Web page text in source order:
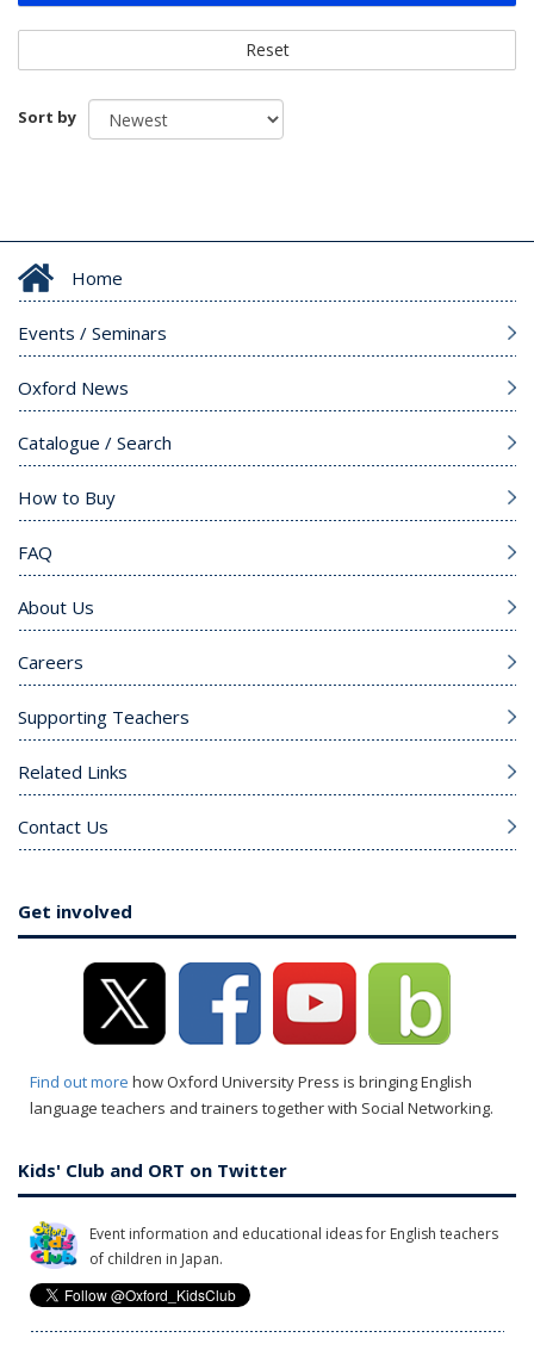
Reset
Sort by
Home
Events / Seminars
Oxford News
Catalogue / Search
How to Buy
FAQ
About Us
Careers
Supporting Teachers
Related Links
Contact Us
Get involved
Find out more how Oxford University Press is bringing English
language teachers and trainers together with Social Networking.
Kids' Club and ORT on Twitter
Event information and educational ideas for English teachers
of children in Japan.